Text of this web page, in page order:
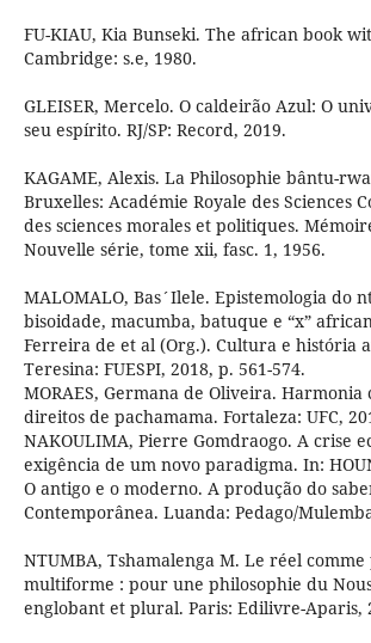
FU-KIAU, Kia Bunseki. The african book
Cambridge: s.e, 1980.
GLEISER, Mercelo. O caldeirão Azul: O
seu espírito. RJ/SP: Record, 2019.
KAGAME, Alexis. La Philosophie bântu-
Bruxelles: Académie Royale des Sciences
des sciences morales et politiques.
Nouvelle série, tome xii, fasc. 1, 1956.
MALOMALO, Bas´Ilele. Epistemologia do
bisoidade, macumba, batuque e “x”
Ferreira de et al (Org.). Cultura e história
Teresina: FUESPI, 2018, p. 561-574.
MORAES, Germana de Oliveira. Harmonia
direitos de pachamama. Fortaleza: UFC,
NAKOULIMA, Pierre Gomdraogo. A crise
exigência de um novo paradigma. In:
O antigo e o moderno. A produção do
Contemporânea. Luanda: Pedago/
NTUMBA, Tshamalenga M. Le réel comme
multiforme : pour une philosophie du
englobant et plural. Paris: Edilivre-Aparis,